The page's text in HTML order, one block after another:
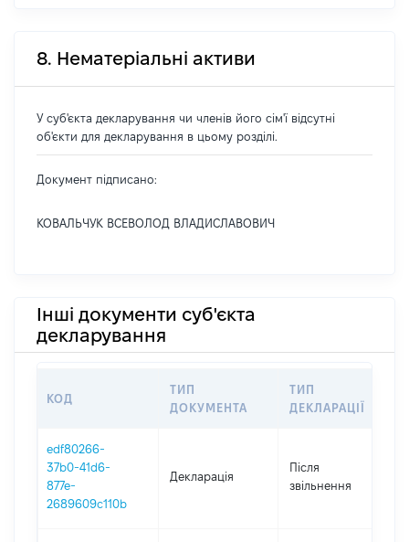
8. Нематеріальні активи
У суб'єкта декларування чи членів його сім'ї відсутні
об'єкти для декларування в цьому розділі.
Документ підписано:
КОВАЛЬЧУК ВСЕВОЛОД ВЛАДИСЛАВОВИЧ
Інші документи суб'єкта
декларування
КОД
ТИП
ДОКУМЕНТА
ТИП
ДЕКЛАРАЦІЇ
edf80266-
37b0-41d6-
877e-
2689609c110b
Декларація
Після
звільнення